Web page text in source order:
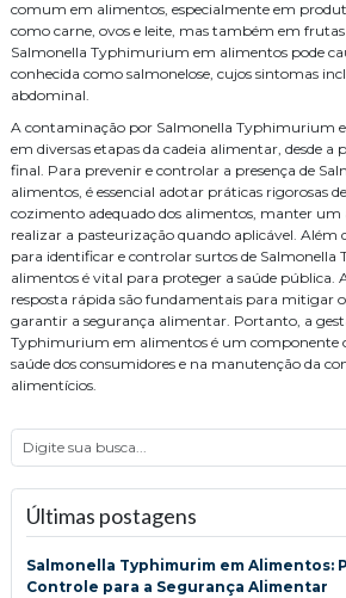
comum em alimentos, especialmente em
como carne, ovos e leite, mas também em frutas
Salmonella Typhimurium em alimentos pode
conhecida como salmonelose, cujos sintomas
abdominal.
A contaminação por Salmonella Typhimurium
em diversas etapas da cadeia alimentar, desde a
final. Para prevenir e controlar a presença de
alimentos, é essencial adotar práticas rigorosas
cozimento adequado dos alimentos, manter
realizar a pasteurização quando aplicável. Além
para identificar e controlar surtos de
alimentos é vital para proteger a saúde pública.
resposta rápida são fundamentais para mitigar
garantir a segurança alimentar. Portanto, a
Typhimurium em alimentos é um componente
saúde dos consumidores e na manutenção da
alimentícios.
Últimas postagens
Salmonella Typhimurim em Alimentos:
Controle para a Segurança Alimentar